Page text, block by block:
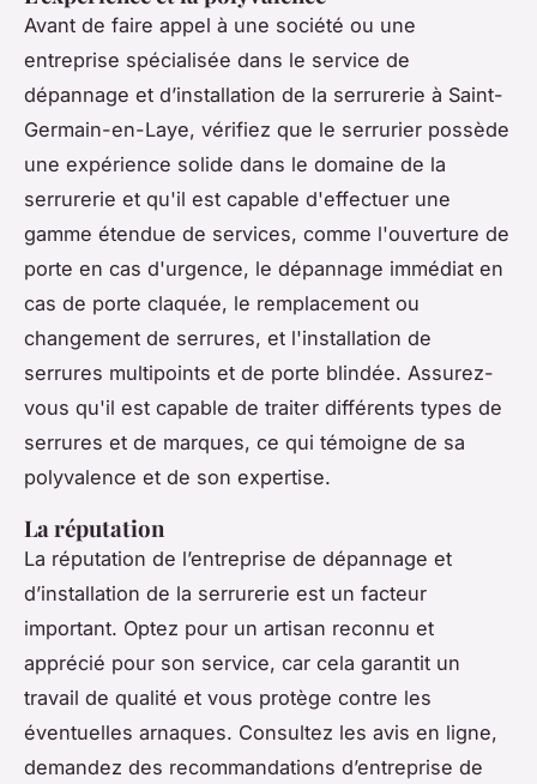
Avant de faire appel à une société ou une
entreprise spécialisée dans le service de
dépannage et d’installation de la serrurerie à Saint-
Germain-en-Laye, vérifiez que le serrurier possède
une expérience solide dans le domaine de la
serrurerie et qu'il est capable d'effectuer une
gamme étendue de services, comme l'ouverture de
porte en cas d'urgence, le dépannage immédiat en
cas de porte claquée, le remplacement ou
changement de serrures, et l'installation de
serrures multipoints et de porte blindée. Assurez-
vous qu'il est capable de traiter différents types de
serrures et de marques, ce qui témoigne de sa
polyvalence et de son expertise.
La réputation
La réputation de l’entreprise de dépannage et
d’installation de la serrurerie est un facteur
important. Optez pour un artisan reconnu et
apprécié pour son service, car cela garantit un
travail de qualité et vous protège contre les
éventuelles arnaques. Consultez les avis en ligne,
demandez des recommandations d’entreprise de